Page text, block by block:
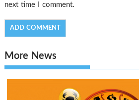
next time I comment.
More News